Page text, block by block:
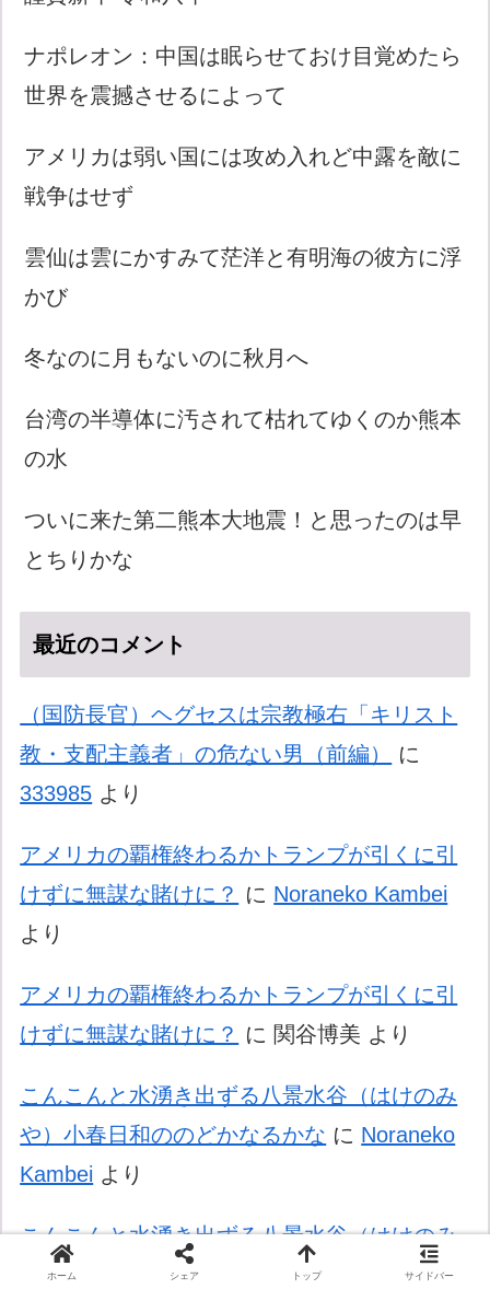
ナポレオン：中国は眠らせておけ目覚めたら
世界を震撼させるによって
アメリカは弱い国には攻め入れど中露を敵に
戦争はせず
雲仙は雲にかすみて茫洋と有明海の彼方に浮
かび
冬なのに月もないのに秋月へ
台湾の半導体に汚されて枯れてゆくのか熊本
の水
ついに来た第二熊本大地震！と思ったのは早
とちりかな
最近のコメント
（国防長官）ヘグセスは宗教極右「キリスト
教・支配主義者」の危ない男（前編）
に
333985 より
アメリカの覇権終わるかトランプが引くに引
けずに無謀な賭けに？ に Noraneko Kambei
より
アメリカの覇権終わるかトランプが引くに引
けずに無謀な賭けに？ に 関谷博美 より
こんこんと水湧き出ずる八景水谷（はけのみ
や）小春日和ののどかなるかな に Noraneko
Kambei より
こんこんと水湧き出ずる八景水谷（はけのみ
や）小春日和ののどかなるかな
和久希世
ホーム シェア トップ サイドバー